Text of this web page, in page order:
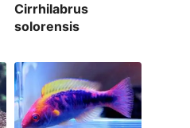
Cirrhilabrus
solorensis